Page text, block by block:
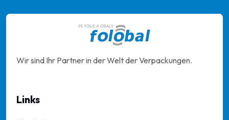
Wir sind Ihr Partner in der Welt der Verpackungen.
Links